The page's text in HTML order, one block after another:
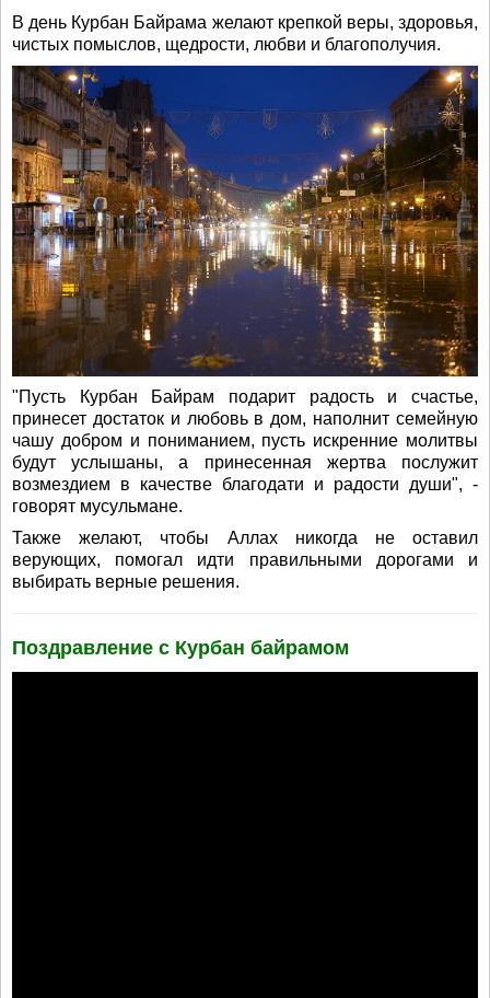
В день Курбан Байрама желают крепкой веры, здоровья,
чистых помыслов, щедрости, любви и благополучия.
"Пусть Курбан Байрам подарит радость и счастье,
принесет достаток и любовь в дом, наполнит семейную
чашу добром и пониманием, пусть искренние молитвы
будут услышаны, а принесенная жертва послужит
возмездием в качестве благодати и радости души", -
говорят мусульмане.
Также желают, чтобы Аллах никогда не оставил
верующих, помогал идти правильными дорогами и
выбирать верные решения.
Поздравление с Курбан байрамом